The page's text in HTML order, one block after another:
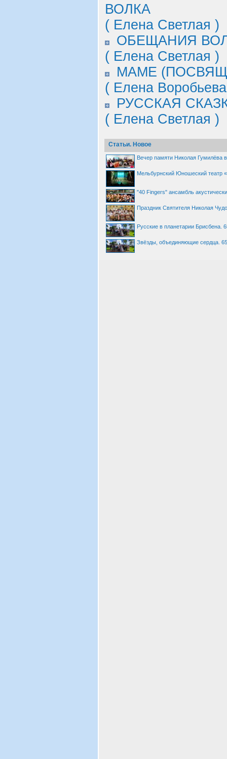
ВОЛКА
( Елена Светлая )
ОБЕЩАНИЯ
( Елена Светлая )
МАМЕ
( Елена
РУССКАЯ
( Елена Светлая )
Статьи. Новое
Вечер памяти Николая Гумилёва
Мельбурнский Юношеский театр
"40 Fingers" ансамбль
Праздник Святителя Николая
Русские в планетарии Брисбена.
Звёзды, объединяющие сердца.